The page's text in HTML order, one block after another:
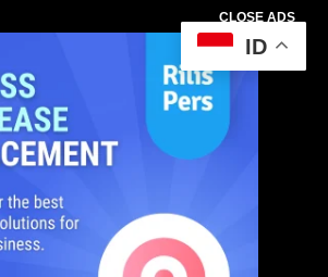
CLOSE ADS
ID